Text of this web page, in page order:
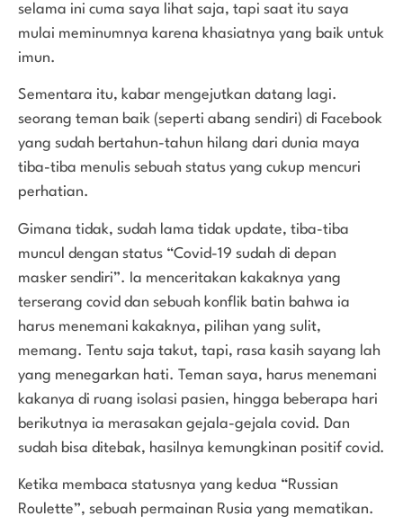
selama ini cuma saya lihat saja, tapi saat itu saya
mulai meminumnya karena khasiatnya yang baik untuk
imun.
Sementara itu, kabar mengejutkan datang lagi.
seorang teman baik (seperti abang sendiri) di Facebook
yang sudah bertahun-tahun hilang dari dunia maya
tiba-tiba menulis sebuah status yang cukup mencuri
perhatian.
Gimana tidak, sudah lama tidak update, tiba-tiba
muncul dengan status “Covid-19 sudah di depan
masker sendiri”. Ia menceritakan kakaknya yang
terserang covid dan sebuah konflik batin bahwa ia
harus menemani kakaknya, pilihan yang sulit,
memang. Tentu saja takut, tapi, rasa kasih sayang lah
yang menegarkan hati. Teman saya, harus menemani
kakanya di ruang isolasi pasien, hingga beberapa hari
berikutnya ia merasakan gejala-gejala covid. Dan
sudah bisa ditebak, hasilnya kemungkinan positif covid.
Ketika membaca statusnya yang kedua “Russian
Roulette”, sebuah permainan Rusia yang mematikan.